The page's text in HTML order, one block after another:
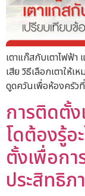
เตาแก๊สกับเตาไฟฟ้
เสีย วิธีเลือกเตาให้เ
ดูดควันเพื่อห้องครัว
การติดตั้
โดต้องรู้อ
ตั้งเพื่อกา
ประสิทธิภ